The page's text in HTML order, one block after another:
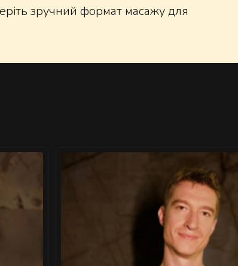
зручний формат масажу для